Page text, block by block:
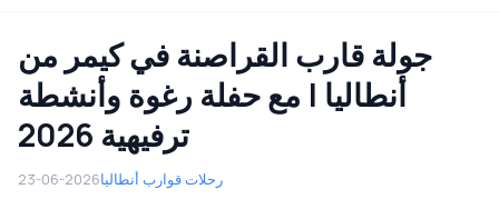
جولة قارب القراصنة في كيمر من
أنطاليا | مع حفلة رغوة وأنشطة
ترفيهية 2026
23-06-2026رحلات قوارب أنطاليا